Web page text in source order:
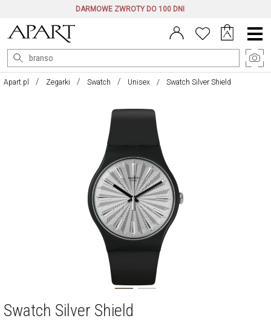
DARMOWE ZWROTY DO 100 DNI
Menu
główne
Apart.pl Zegarki Swatch Unisex Swatch Silver Shield
Swatch Silver Shield